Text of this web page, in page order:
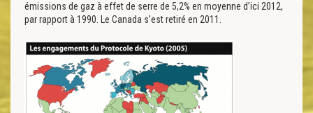
émissions de gaz à effet de serre de 5,2% en moyenne d’ici 2012,
par rapport à 1990. Le Canada s’est retiré en 2011.